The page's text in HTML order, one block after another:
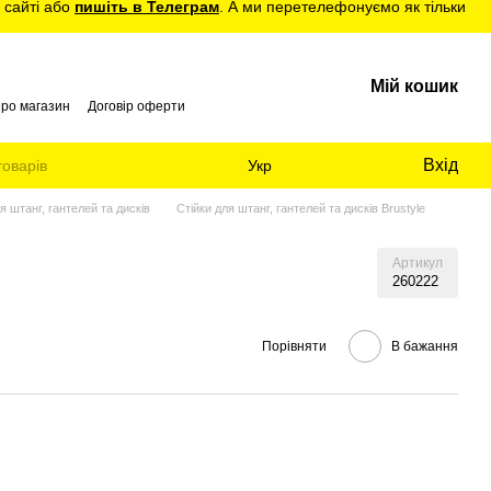
або пишіть в Телеграм . А ми перетелефонуємо як тільки
магазин
Договір оферти
Мій кошик
Укр Вхід
штанг, гантелей та дисків
Стійки для штанг, гантелей та дисків Brustyle
Артикул
260222
Порівняти В бажання